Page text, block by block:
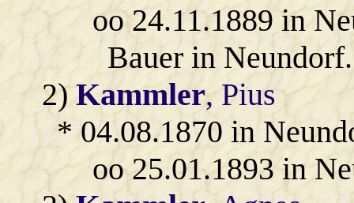
oo 24.11.1889 in
Bauer in Neundorf.
2)Kammler, Pius
* 04.08.1870 in
oo 25.01.1893 in